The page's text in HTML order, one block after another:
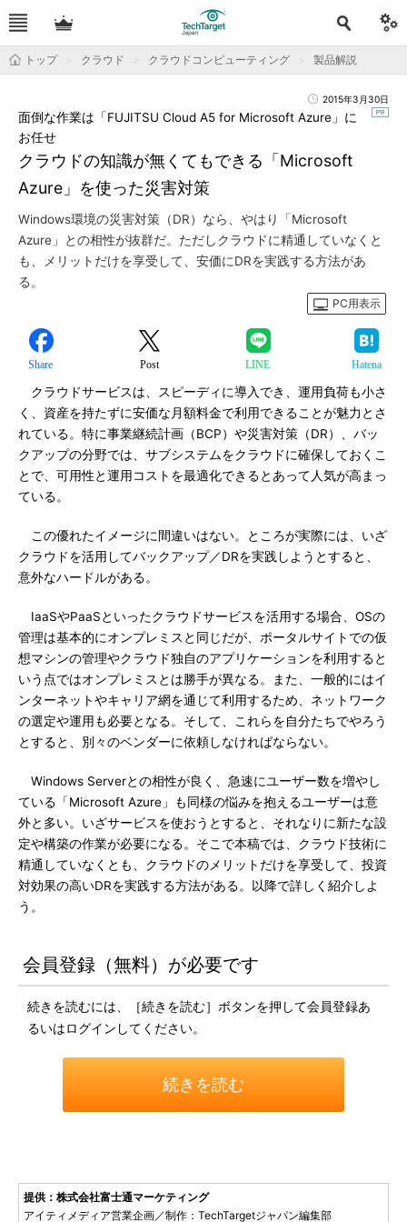
トップ クラウド クラウドコンピューティング 製品解説
2015年3月30日
クラウドの知識が無くてもできる「Microsoft
Azure」を使った災害対策
面倒な作業は「FUJITSU Cloud A5 for Microsoft Azure」に
お任せ
Windows環境の災害対策（DR）なら、やはり「Microsoft
Azure」との相性が抜群だ。ただしクラウドに精通していなくと
も、メリットだけを享受して、安価にDRを実践する方法があ
る。
PC用表示
Share Post LINE Hatena
クラウドサービスは、スピーディに導入でき、運用負荷も小さ
く、資産を持たずに安価な月額料金で利用できることが魅力とさ
れている。特に事業継続計画（BCP）や災害対策（DR）、バッ
クアップの分野では、サブシステムをクラウドに確保しておくこ
とで、可用性と運用コストを最適化できるとあって人気が高まっ
ている。
この優れたイメージに間違いはない。ところが実際には、いざ
クラウドを活用してバックアップ／DRを実践しようとすると、
意外なハードルがある。
IaaSやPaaSといったクラウドサービスを活用する場合、OSの
管理は基本的にオンプレミスと同じだが、ポータルサイトでの仮
想マシンの管理やクラウド独自のアプリケーションを利用すると
いう点ではオンプレミスとは勝手が異なる。また、一般的にはイ
ンターネットやキャリア網を通じて利用するため、ネットワーク
の選定や運用も必要となる。そして、これらを自分たちでやろう
とすると、別々のベンダーに依頼しなければならない。
Windows Serverとの相性が良く、急速にユーザー数を増やし
ている「Microsoft Azure」も同様の悩みを抱えるユーザーは意
外と多い。いざサービスを使おうとすると、それなりに新たな設
定や構築の作業が必要になる。そこで本稿では、クラウド技術に
精通していなくとも、クラウドのメリットだけを享受して、投資
対効果の高いDRを実践する方法がある。以降で詳しく紹介しよ
う。
会員登録（無料）が必要です
続きを読むには、［続きを読む］ボタンを押して会員登録あ
るいはログインしてください。
続きを読む
提供：株式会社富士通マーケティング
アイティメディア営業企画／制作：TechTargetジャパン編集部